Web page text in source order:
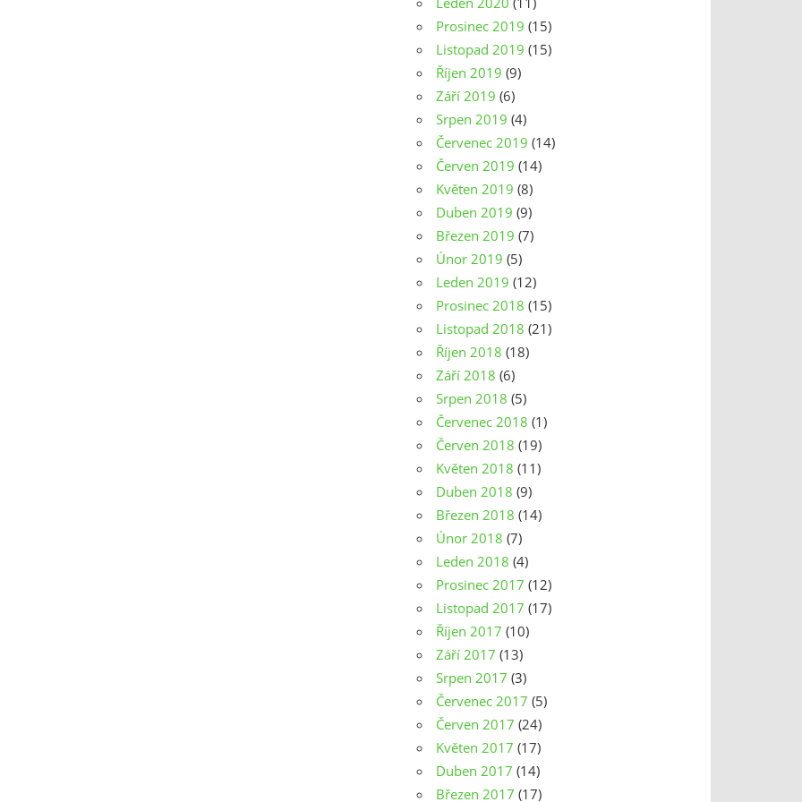
Prosinec 2019 (15)
Listopad 2019 (15)
Říjen 2019 (9)
Září 2019 (6)
Srpen 2019 (4)
Červenec 2019 (14)
Červen 2019 (14)
Květen 2019 (8)
Duben 2019 (9)
Březen 2019 (7)
Únor 2019 (5)
Leden 2019 (12)
Prosinec 2018 (15)
Listopad 2018 (21)
Říjen 2018 (18)
Září 2018 (6)
Srpen 2018 (5)
Červenec 2018 (1)
Červen 2018 (19)
Květen 2018 (11)
Duben 2018 (9)
Březen 2018 (14)
Únor 2018 (7)
Leden 2018 (4)
Prosinec 2017 (12)
Listopad 2017 (17)
Říjen 2017 (10)
Září 2017 (13)
Srpen 2017 (3)
Červenec 2017 (5)
Červen 2017 (24)
Květen 2017 (17)
Duben 2017 (14)
Březen 2017 (17)